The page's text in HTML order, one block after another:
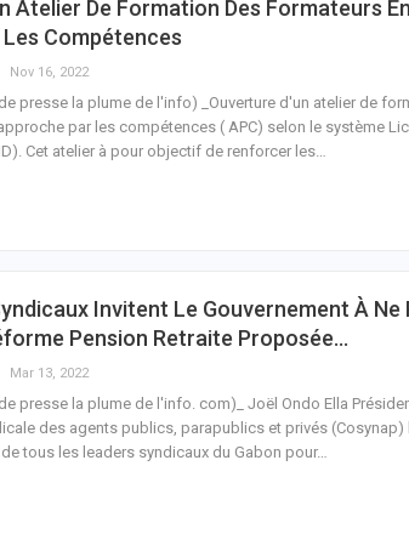
Atelier De Formation Des Formateurs En
Compétences
Nov 16, 2022
presse la plume de l'info) _Ouverture d'un atelier de
par les compétences ( APC) selon le système
Cet atelier à pour objectif de renforcer les…
Invitent Le Gouvernement À Ne
Pension Retraite Proposée…
Mar 13, 2022
presse la plume de l'info. com)_ Joël Ondo Ella
des agents publics, parapublics et privés (Cosynap)
tous les leaders syndicaux du Gabon pour…